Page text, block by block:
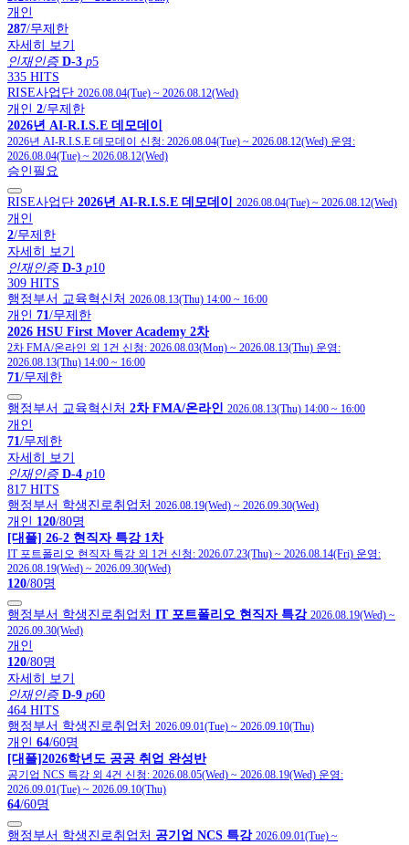
개인
287/무제한
자세히 보기
인재인증 D-3 p5
335 HITS
RISE사업단 2026.08.04(Tue) ~ 2026.08.12(Wed)
개인 2/무제한
2026년 AI-R.I.S.E 데모데이
2026년 AI-R.I.S.E 데모데이 신청: 2026.08.04(Tue) ~ 2026.08.12(Wed) 운영:
2026.08.04(Tue) ~ 2026.08.12(Wed)
승인필요
RISE사업단 2026년 AI-R.I.S.E 데모데이 2026.08.04(Tue) ~ 2026.08.12(Wed)
개인
2/무제한
자세히 보기
인재인증 D-3 p10
309 HITS
행정부서 교육혁신처 2026.08.13(Thu) 14:00 ~ 16:00
개인 71/무제한
2026 HSU First Mover Academy 2차
2차 FMA/온라인 외 1건 신청: 2026.08.03(Mon) ~ 2026.08.13(Thu) 운영:
2026.08.13(Thu) 14:00 ~ 16:00
71/무제한
행정부서 교육혁신처 2차 FMA/온라인 2026.08.13(Thu) 14:00 ~ 16:00
개인
71/무제한
자세히 보기
인재인증 D-4 p10
817 HITS
행정부서 학생진로취업처 2026.08.19(Wed) ~ 2026.09.30(Wed)
개인 120/80명
[대플] 26-2 현직자 특강 1차
IT 포트폴리오 현직자 특강 외 1건 신청: 2026.07.23(Thu) ~ 2026.08.14(Fri) 운영:
2026.08.19(Wed) ~ 2026.09.30(Wed)
120/80명
행정부서 학생진로취업처 IT 포트폴리오 현직자 특강 2026.08.19(Wed) ~
2026.09.30(Wed)
개인
120/80명
자세히 보기
인재인증 D-9 p60
464 HITS
행정부서 학생진로취업처 2026.09.01(Tue) ~ 2026.09.10(Thu)
개인 64/60명
[대플]2026학년도 공공 취업 완성반
공기업 NCS 특강 외 4건 신청: 2026.08.05(Wed) ~ 2026.08.19(Wed) 운영:
2026.09.01(Tue) ~ 2026.09.10(Thu)
64/60명
행정부서 학생진로취업처 공기업 NCS 특강 2026.09.01(Tue) ~